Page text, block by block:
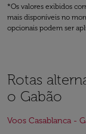
*Os valores exibidos
mais disponíveis no
opcionais podem ser
Rotas
o Gabão
Voos Casablanca -